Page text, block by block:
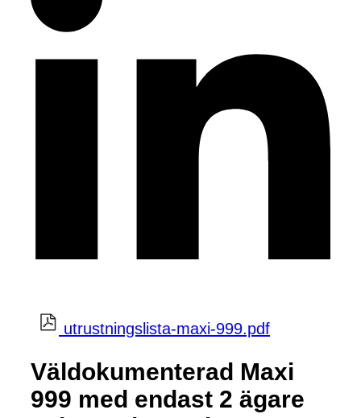
utrustningslista-maxi-999.pdf
Väldokumenterad Maxi
999 med endast 2 ägare